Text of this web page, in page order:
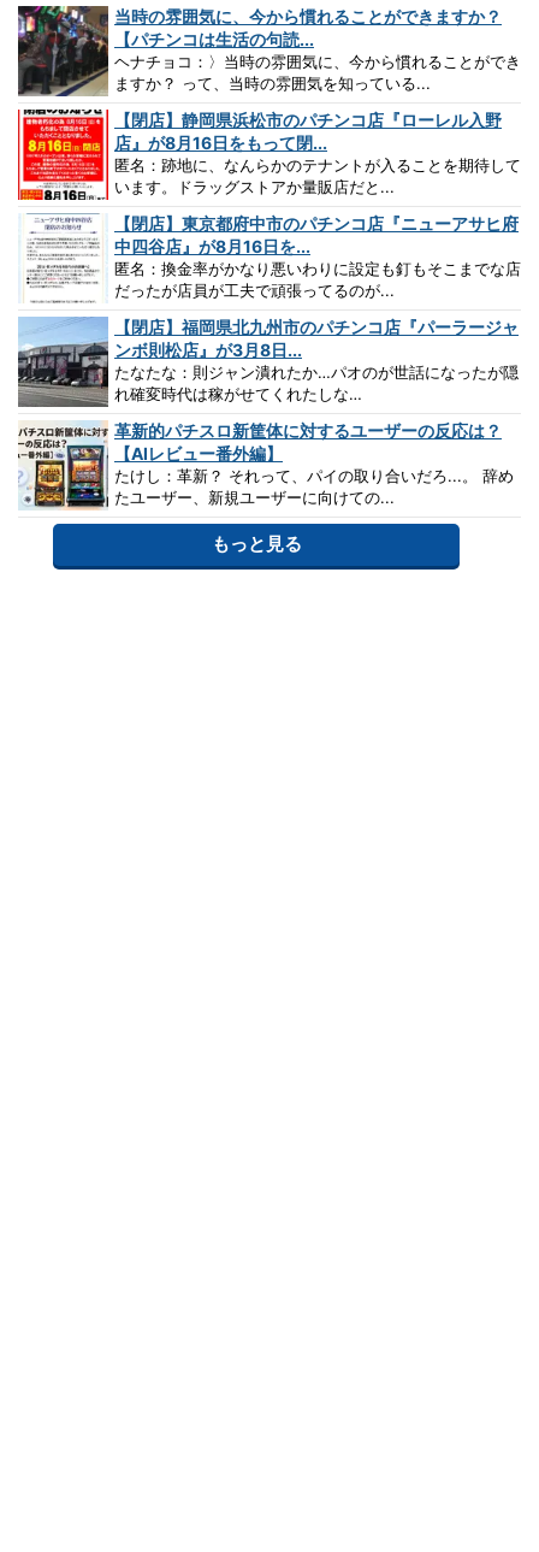
当時の雰囲気に、今から慣れることができますか？
【パチンコは生活の句読...
ヘナチョコ：〉当時の雰囲気に、今から慣れることができ
ますか？ って、当時の雰囲気を知っている...
【閉店】静岡県浜松市のパチンコ店『ローレル入野
店』が8月16日をもって閉...
匿名：跡地に、なんらかのテナントが入ることを期待して
います。ドラッグストアか量販店だと...
【閉店】東京都府中市のパチンコ店『ニューアサヒ府
中四谷店』が8月16日を...
匿名：換金率がかなり悪いわりに設定も釘もそこまでな店
だったが店員が工夫で頑張ってるのが...
【閉店】福岡県北九州市のパチンコ店『パーラージャ
ンボ則松店』が3月8日...
たなたな：則ジャン潰れたか…パオのが世話になったが隠
れ確変時代は稼がせてくれたしな…
革新的パチスロ新筐体に対するユーザーの反応は？
【AIレビュー番外編】
たけし：革新？ それって、パイの取り合いだろ...。 辞め
たユーザー、新規ユーザーに向けての...
もっと見る